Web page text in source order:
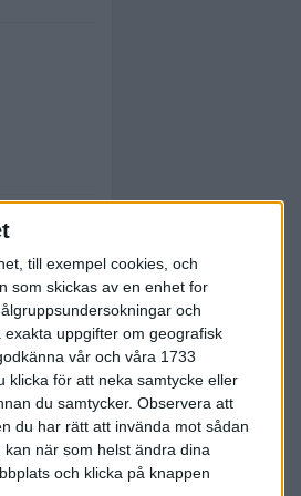
till exempel cookies, och
som skickas av en enhet for
och
uppgifter om geografisk
vår och våra 1733
klicka för att neka samtycke eller
du samtycker. Observera att
du har rätt att invända mot sådan
när som helst ändra dina
och klicka på knappen